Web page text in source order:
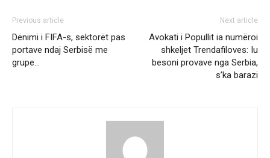
Previous article
Dënimi i FIFA-s, sektorët pas
portave ndaj Serbisë me
grupe…
Next article
Avokati i Popullit ia numëroi
shkeljet Trendafiloves: Iu
besoni provave nga Serbia,
s’ka barazi